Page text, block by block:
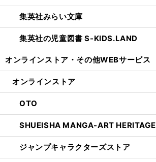
集英社みらい文庫
集英社の児童図書 S-KIDS.LAND
オンラインストア・ その他WEBサービス
オンラインストア
OTO
SHUEISHA MANGA-ART HERITAGE
ジャンプキャラクターズストア